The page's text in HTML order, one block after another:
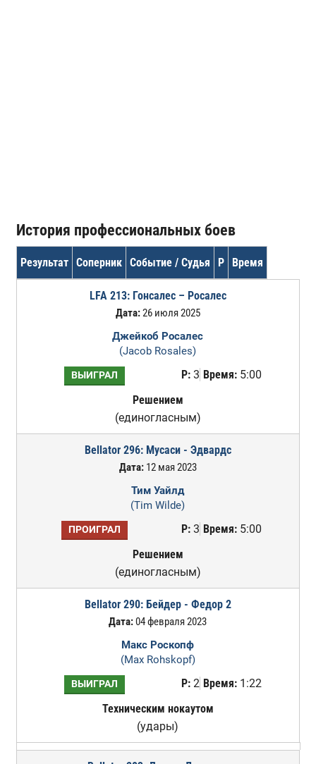
История профессиональных боев
Результат Соперник Событие / Судья Р Время
LFA 213: Гонсалес – Росалес
Дата:26 июля 2025
Джейкоб Росалес
(Jacob Rosales)
ВЫИГРАЛ Р:3 Время:5:00
Решением
(единогласным)
Bellator 296: Мусаси - Эдвардс
Дата:12 мая 2023
Тим Уайлд
(Tim Wilde)
ПРОИГРАЛ Р:3 Время:5:00
Решением
(единогласным)
Bellator 290: Бейдер - Федор 2
Дата:04 февраля 2023
Макс Роскопф
(Max Rohskopf)
ВЫИГРАЛ Р:2 Время:1:22
Техническим нокаутом
(удары)